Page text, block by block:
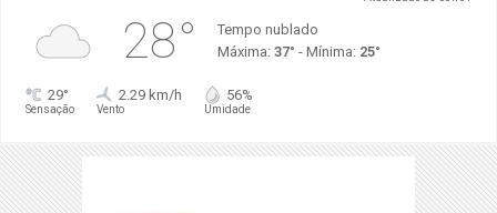
28°
Tempo nublado
Máxima: 37° - Mínima: 25°
29°
Sensação
2.29 km/h
Vento
56%
Umidade